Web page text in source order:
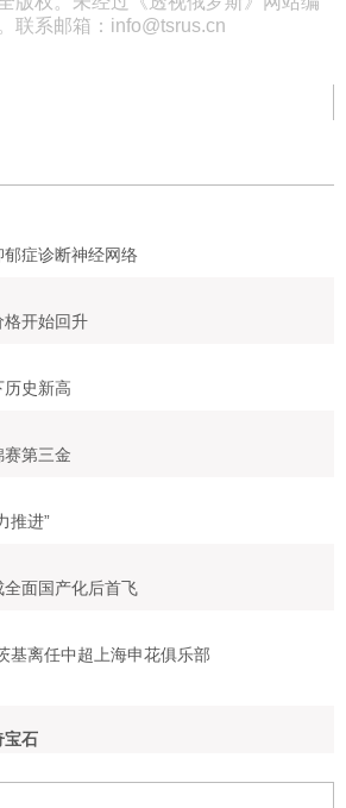
联系邮箱：info@tsrus.cn
症诊断神经网络
格开始回升
史新高
第三金
推进”
面国产化后首飞
基离任中超上海申花俱乐部
宝石